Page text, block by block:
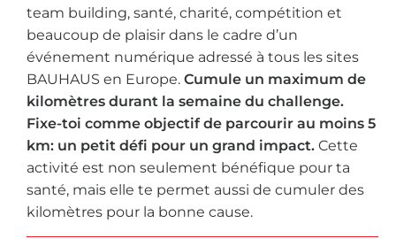
team building, santé, charité, compétition et
beaucoup de plaisir dans le cadre d’un
événement numérique adressé à tous les sites
BAUHAUS en Europe. Cumule un maximum de
kilomètres durant la semaine du challenge.
Fixe-toi comme objectif de parcourir au moins 5
km: un petit défi pour un grand impact.Cette
activité est non seulement bénéfique pour ta
santé, mais elle te permet aussi de cumuler des
kilomètres pour la bonne cause.